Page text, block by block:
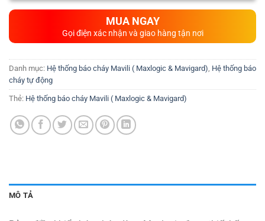
MUA NGAY
Gọi điện xác nhận và giao hàng tận nơi
Danh mục: Hệ thống báo cháy Mavili ( Maxlogic & Mavigard), Hệ thống báo
cháy tự động
Thẻ: Hệ thống báo cháy Mavili ( Maxlogic & Mavigard)
MÔ TẢ